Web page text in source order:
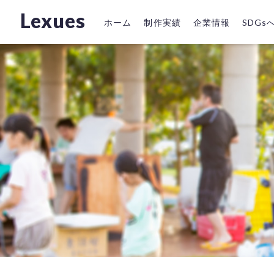
Lexues ホーム 制作実績 企業情報 SDGs